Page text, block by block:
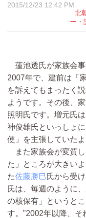
2015/12/23 12:42 PM
北
ー・
蓮池透氏が家族会事
2007年で、建前は「
を訴えてもまったく
ようです。その後、
照明氏です。増元氏
神俊雄氏といっしょ
使」を主張していたよ
また家族会が変質
た」ところが大きい
た佐藤勝巳氏から受
氏は、毎週のように
の核保有」というと
す。"2002年以降、そ